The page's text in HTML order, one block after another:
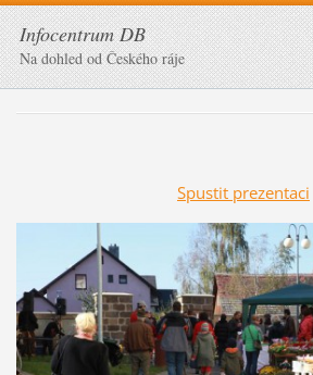
Infocentrum DB
Na dohled od Českého ráje
Spustit prezentaci